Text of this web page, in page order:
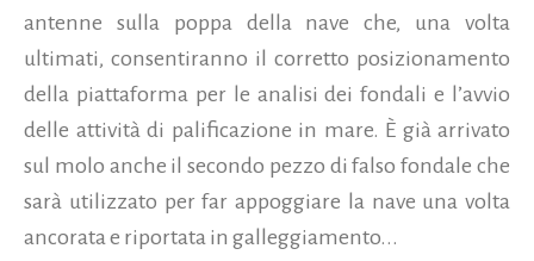
antenne sulla poppa della nave che, una volta
ultimati, consentiranno il corretto posizionamento
della piattaforma per le analisi dei fondali e l’avvio
delle attività di palificazione in mare. È già arrivato
sul molo anche il secondo pezzo di falso fondale che
sarà utilizzato per far appoggiare la nave una volta
ancorata e riportata in galleggiamento...